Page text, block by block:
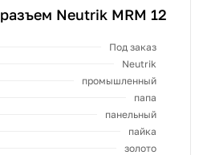
Neutrik MRM 12
Под заказ
Neutrik
промышленный
папа
панельный
пайка
золото